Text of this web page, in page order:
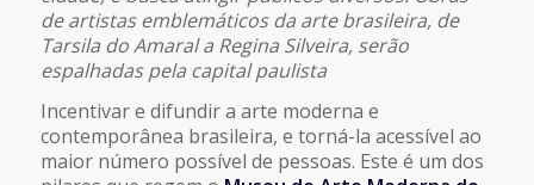
de artistas emblemáticos da arte brasileira, de
Tarsila do Amaral a Regina Silveira, serão
espalhadas pela capital paulista
Incentivar e difundir a arte moderna e
contemporânea brasileira, e torná-la acessível ao
maior número possível de pessoas. Este é um dos